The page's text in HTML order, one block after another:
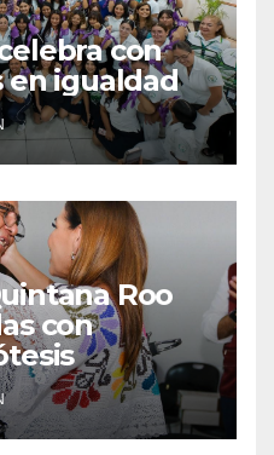
con
en igualdad
Roo
con